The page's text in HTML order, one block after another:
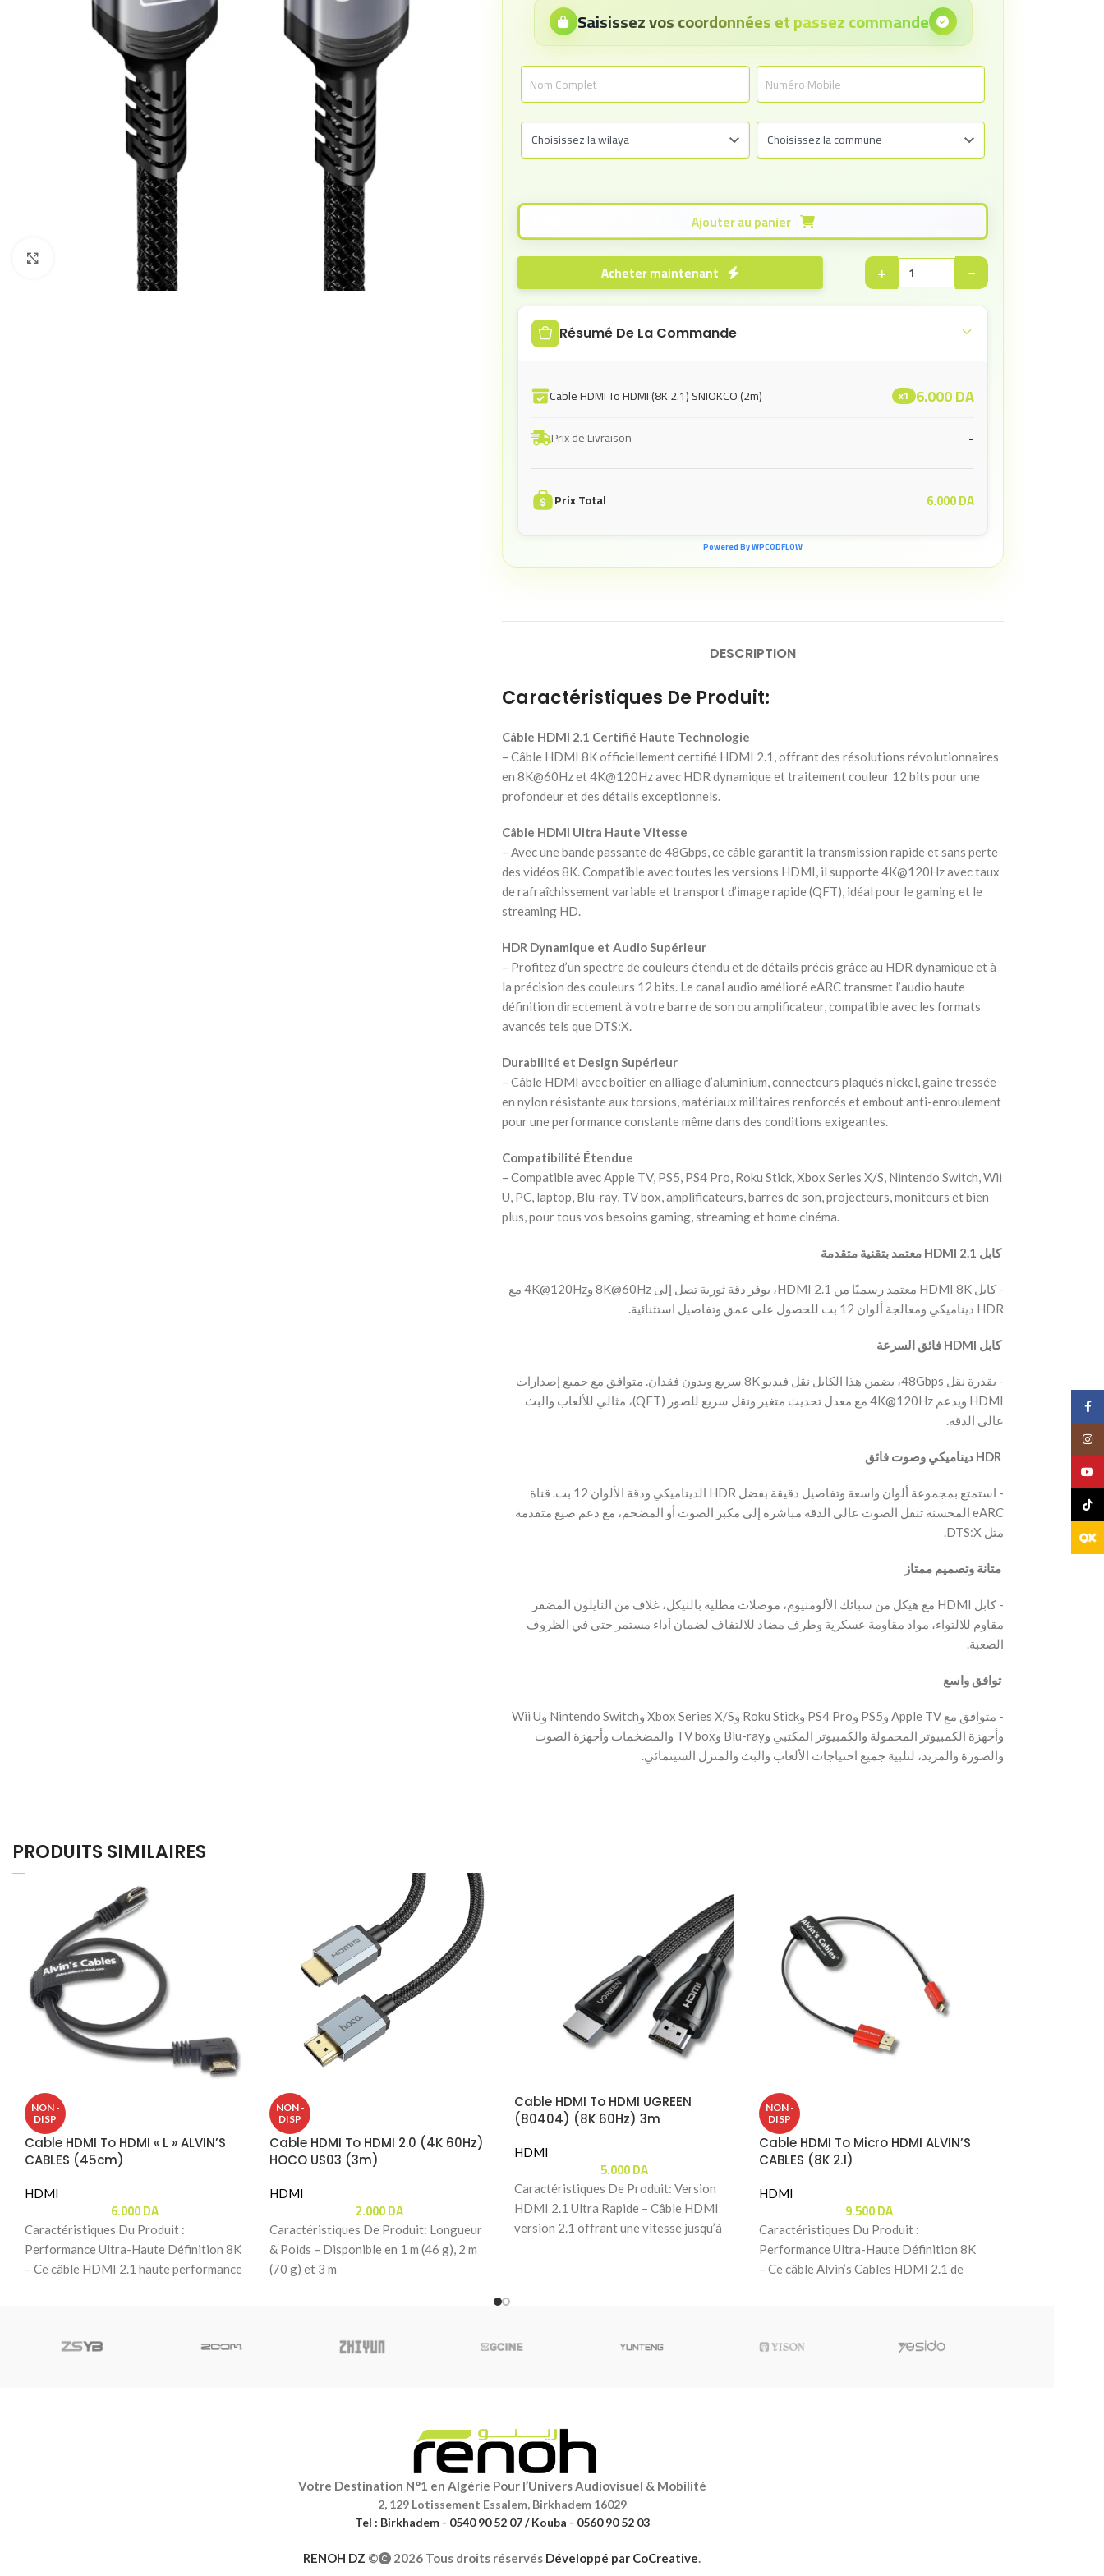
Câbles Video
Click to enlarge
Saisissez vos coordonnées et passez commande
Ajouter au panier
−
+
Acheter maintenant
Résumé De La Commande
Cable HDMI To HDMI (8K 2.1) SNIOKCO (2m) x1 6.000DA
Prix de Livraison -
Prix Total 6.000DA
Powered By WPCODFLOW
DESCRIPTION
Caractéristiques De Produit:
Câble HDMI 2.1 Certifié Haute Technologie
– Câble HDMI 8K officiellement certifié HDMI 2.1, offrant des résolutions révolutionnaires
en 8K@60Hz et 4K@120Hz avec HDR dynamique et traitement couleur 12 bits pour une
profondeur et des détails exceptionnels.
Câble HDMI Ultra Haute Vitesse
– Avec une bande passante de 48Gbps, ce câble garantit la transmission rapide et sans perte
des vidéos 8K. Compatible avec toutes les versions HDMI, il supporte 4K@120Hz avec taux
de rafraîchissement variable et transport d’image rapide (QFT), idéal pour le gaming et le
streaming HD.
HDR Dynamique et Audio Supérieur
– Profitez d’un spectre de couleurs étendu et de détails précis grâce au HDR dynamique et à
la précision des couleurs 12 bits. Le canal audio amélioré eARC transmet l’audio haute
définition directement à votre barre de son ou amplificateur, compatible avec les formats
avancés tels que DTS:X.
Durabilité et Design Supérieur
– Câble HDMI avec boîtier en alliage d’aluminium, connecteurs plaqués nickel, gaine tressée
en nylon résistante aux torsions, matériaux militaires renforcés et embout anti-enroulement
pour une performance constante même dans des conditions exigeantes.
Compatibilité Étendue
– Compatible avec Apple TV, PS5, PS4 Pro, Roku Stick, Xbox Series X/S, Nintendo Switch, Wii
U, PC, laptop, Blu-ray, TV box, amplificateurs, barres de son, projecteurs, moniteurs et bien
plus, pour tous vos besoins gaming, streaming et home cinéma.
‫ كابل HDMI 2.1 معتمد بتقنية متقدمة
‫- كابل HDMI 8K معتمد رسميًا من HDMI 2.1، يوفر دقة ثورية تصل إلى 8K@60Hz و4K@120Hz مع
HDR ديناميكي ومعالجة ألوان 12 بت للحصول على عمق وتفاصيل استثنائية.
‫ كابل HDMI فائق السرعة
‫- بقدرة نقل 48Gbps، يضمن هذا الكابل نقل فيديو 8K سريع وبدون فقدان. متوافق مع جميع إصدارات
HDMI ويدعم 4K@120Hz مع معدل تحديث متغير ونقل سريع للصور (QFT)، مثالي للألعاب والبث
عالي الدقة.
‫- استمتع بمجموعة ألوان واسعة وتفاصيل دقيقة بفضل HDR الديناميكي ودقة الألوان 12 بت. قناة
eARC المحسنة تنقل الصوت عالي الدقة مباشرة إلى مكبر الصوت أو المضخم، مع دعم صيغ متقدمة
مثل DTS:X.
‫ متانة وتصميم ممتاز
‫- كابل HDMI مع هيكل من سبائك الألومنيوم، موصلات مطلية بالنيكل، غلاف من النايلون المضفر
مقاوم للالتواء، مواد مقاومة عسكرية وطرف مضاد للالتفاف لضمان أداء مستمر حتى في الظروف
الصعبة.
‫ توافق واسع
‫- متوافق مع Apple TV وPS5 وPS4 Pro وRoku Stick وXbox Series X/S وNintendo Switch وWii U
وأجهزة الكمبيوتر المحمولة والكمبيوتر المكتبي وBlu-ray وTV box والمضخمات وأجهزة الصوت
والصورة والمزيد، لتلبية جميع احتياجات الألعاب والبث والمنزل السينمائي.
PRODUITS SIMILAIRES
NON -
DISP
Cable HDMI To HDMI « L » ALVIN’S
CABLES (45cm)
HDMI
6.000DA
Caractéristiques Du Produit :
Performance Ultra-Haute Définition 8K
– Ce câble HDMI 2.1 haute performance
NON -
DISP
Cable HDMI To HDMI 2.0 (4K 60Hz)
HOCO US03 (3m)
HDMI
2.000DA
Caractéristiques De Produit: Longueur
& Poids – Disponible en 1 m (46 g), 2 m
(70 g) et 3 m
Cable HDMI To HDMI UGREEN
(80404) (8K 60Hz) 3m
HDMI
5.000DA
Caractéristiques De Produit: Version
HDMI 2.1 Ultra Rapide – Câble HDMI
version 2.1 offrant une vitesse jusqu’à
NON -
DISP
Cable HDMI To Micro HDMI ALVIN’S
CABLES (8K 2.1)
HDMI
9.500DA
Caractéristiques Du Produit :
Performance Ultra-Haute Définition 8K
– Ce câble Alvin’s Cables HDMI 2.1 de
Votre Destination N°1 en Algérie Pour l’Univers Audiovisuel & Mobilité
2, 129 Lotissement Essalem, Birkhadem 16029
Tel : Birkhadem - 0540 90 52 07 / Kouba - 0560 90 52 03
RENOH DZ © 2026 Tous droits réservés Développé par CoCreative.